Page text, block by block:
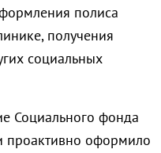
полиса
получения
социальных
Социального фонда
проактивно оформило